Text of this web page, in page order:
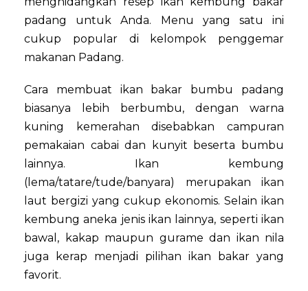
padang untuk Anda. Menu yang satu ini
cukup popular di kelompok penggemar
makanan Padang.
Cara membuat ikan bakar bumbu padang
biasanya lebih berbumbu, dengan warna
kuning kemerahan disebabkan campuran
pemakaian cabai dan kunyit beserta bumbu
lainnya. Ikan kembung
(lema/tatare/tude/banyara) merupakan ikan
laut bergizi yang cukup ekonomis. Selain ikan
kembung aneka jenis ikan lainnya, seperti ikan
bawal, kakap maupun gurame dan ikan nila
juga kerap menjadi pilihan ikan bakar yang
favorit.